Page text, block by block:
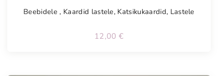
Beebidele , Kaardid lastele, Katsikukaardid, Lastele
12,00 €